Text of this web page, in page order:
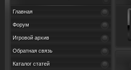
Главная
Форум
Игровой архив
Обратная связь
Каталог статей